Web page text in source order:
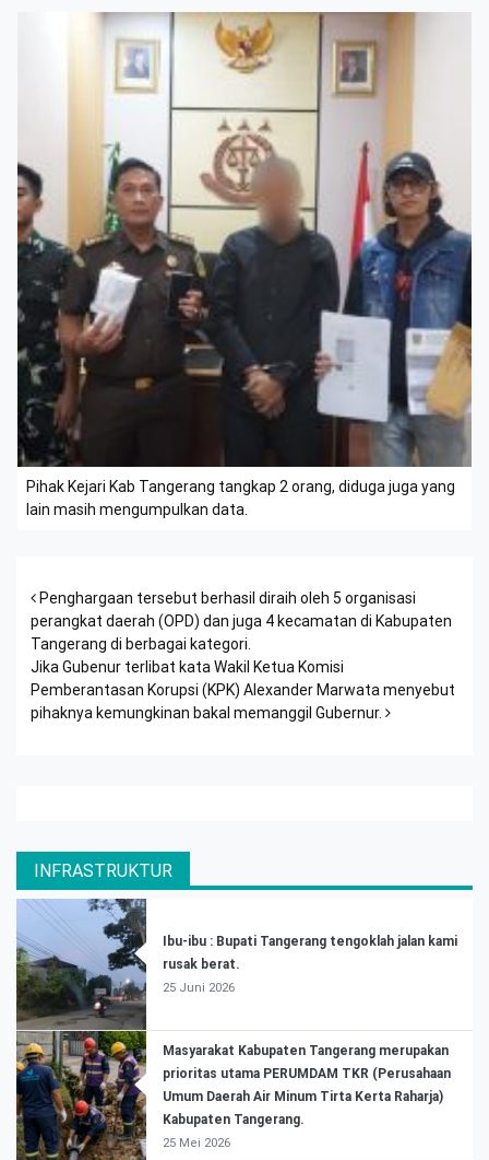
Pihak Kejari Kab Tangerang tangkap 2 orang, diduga juga yang
lain masih mengumpulkan data.
Post navigation
Penghargaan tersebut berhasil diraih oleh 5 organisasi
perangkat daerah (OPD) dan juga 4 kecamatan di Kabupaten
Tangerang di berbagai kategori.
Jika Gubenur terlibat kata Wakil Ketua Komisi
Pemberantasan Korupsi (KPK) Alexander Marwata menyebut
pihaknya kemungkinan bakal memanggil Gubernur.
INFRASTRUKTUR
Ibu-ibu : Bupati Tangerang tengoklah jalan kami
rusak berat.
25 Juni 2026
Masyarakat Kabupaten Tangerang merupakan
prioritas utama PERUMDAM TKR (Perusahaan
Umum Daerah Air Minum Tirta Kerta Raharja)
Kabupaten Tangerang.
25 Mei 2026